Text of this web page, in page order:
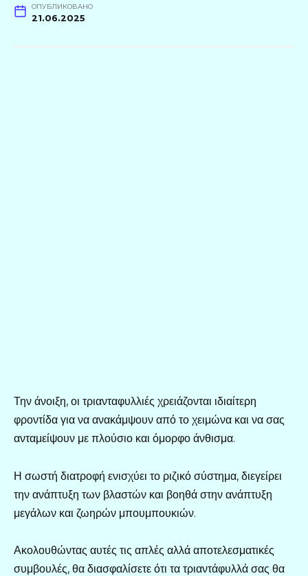
ОПУБЛИКОВАНО
21.06.2025
Την άνοιξη, οι τριανταφυλλιές χρειάζονται ιδιαίτερη
φροντίδα για να ανακάμψουν από το χειμώνα και να σας
ανταμείψουν με πλούσιο και όμορφο άνθισμα.
Η σωστή διατροφή ενισχύει το ριζικό σύστημα, διεγείρει
την ανάπτυξη των βλαστών και βοηθά στην ανάπτυξη
μεγάλων και ζωηρών μπουμπουκιών.
Ακολουθώντας αυτές τις απλές αλλά αποτελεσματικές
συμβουλές, θα διασφαλίσετε ότι τα τριαντάφυλλά σας θα